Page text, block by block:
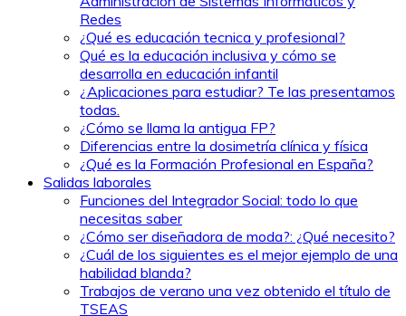
Redes
¿Qué es educación tecnica y profesional?
Qué es la educación inclusiva y cómo se
desarrolla en educación infantil
¿Aplicaciones para estudiar? Te las presentamos
todas.
¿Cómo se llama la antigua FP?
Diferencias entre la dosimetría clínica y física
¿Qué es la Formación Profesional en España?
Salidas laborales
Funciones del Integrador Social: todo lo que
necesitas saber
¿Cómo ser diseñadora de moda?: ¿Qué necesito?
¿Cuál de los siguientes es el mejor ejemplo de una
habilidad blanda?
Trabajos de verano una vez obtenido el título de
TSEAS